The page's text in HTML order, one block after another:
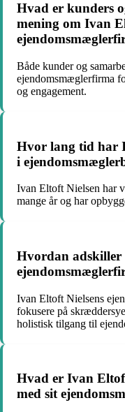
Hvad er kunders
mening om Ivan
Både kunder og
ejendomsmæglerfirma
og engagement.
Hvor lang tid har
i
Ivan Eltoft Nielsen har
mange år og har
Hvordan adskiller
Ivan Eltoft Nielsens
fokusere på
holistisk tilgang til
Hvad er Ivan
med sit